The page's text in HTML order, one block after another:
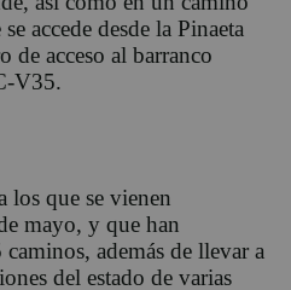
accede desde la Pinaeta
de acceso al barranco
V35.
los que se vienen
mayo, y que han
además de llevar a
del estado de varias